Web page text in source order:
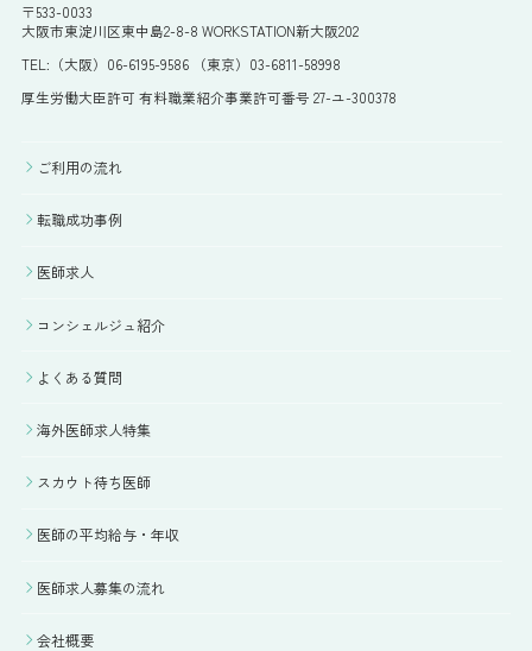
〒533-0033
大阪市東淀川区東中島2-8-8 WORKSTATION新大阪202
TEL:（大阪）06-6195-9586 （東京）03-6811-58998
厚生労働大臣許可 有料職業紹介事業許可番号 27-ユ-300378
ご利用の流れ
転職成功事例
医師求人
コンシェルジュ紹介
よくある質問
海外医師求人特集
スカウト待ち医師
医師の平均給与・年収
医師求人募集の流れ
会社概要